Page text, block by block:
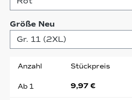
Größe Neu
Anzahl Stückpreis
Ab 1 9,97 €